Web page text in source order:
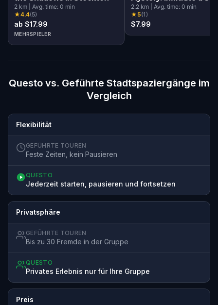
2 km Avg. time: 0 min
★4.4(5)
ab $17.99
MEHRSPIELER
Society!
2.2 km Avg. time: 0 min
★ 5(1)
$7.99
Questo vs. Geführte Stadtspaziergänge im
Vergleich
Flexibilität
GEFÜHRTE TOUREN
Feste Zeiten, kein Pausieren
QUESTO
Jederzeit starten, pausieren und fortsetzen
Privatsphäre
GEFÜHRTE TOUREN
Bis zu 30 Fremde in der Gruppe
QUESTO
Privates Erlebnis nur für Ihre Gruppe
Preis